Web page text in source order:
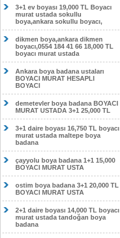
3+1 ev boyası 19,000 TL Boyacı
murat ustada sokullu
boya,ankara sokullu boyacı,
dikmen boya,ankara dikmen
boyacı,0554 184 41 66 18,000 TL
boyacı murat ustada
Ankara boya badana ustaları
BOYACI MURAT HESAPLI
BOYACI
demetevler boya badana BOYACI
MURAT USTADA 3+1 25,000 TL
3+1 daire boyası 16,750 TL boyacı
murat ustada maltepe boya
badana
çayyolu boya badana 1+1 15,000
BOYACI MURAT USTA
ostim boya badana 3+1 20,000 TL
BOYACI MURAT USTA
2+1 daire boyası 14,000 TL boyacı
murat ustada tandoğan boya
badana